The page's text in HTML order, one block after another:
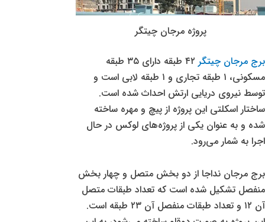
پروژه مرجان چیتگر
برج مرجان چیتگر
۴۲ طبقه دارای ۳۵ طبقه
مسکونی، ۱ طبقه تجاری و ۱ طبقه لابی است و
توسط نیروی دریایی ارتش احداث شده است.
ساختار اسکلتی این پروژه از پیچ و مهره ساخته
شده و به عنوان یکی از پروژه‌های لوکس در حال
اجرا به شمار می‌رود.
برج مرجان نداجا از دو بخش متصل و چهار بخش
منفصل تشکیل شده است که تعداد طبقات متصل
آن ۱۲ و تعداد طبقات منفصل آن ۲۳ طبقه است.